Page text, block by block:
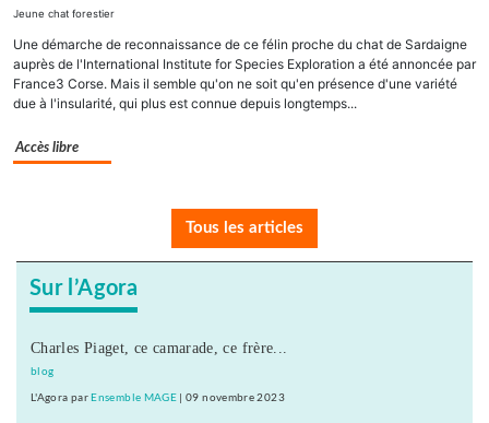
Jeune chat forestier
Une démarche de reconnaissance de ce félin proche du chat de Sardaigne
auprès de l'International Institute for Species Exploration a été annoncée par
France3 Corse. Mais il semble qu'on ne soit qu'en présence d'une variété
due à l'insularité, qui plus est connue depuis longtemps...
Accès libre
Tous les articles
Sur l’Agora
Charles Piaget, ce camarade, ce frère...
blog
L'Agora parEnsemble MAGE |09 novembre 2023